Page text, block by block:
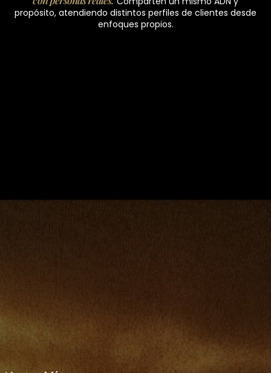
propósito, atendiendo distintos perfiles de clientes desde
enfoques propios.